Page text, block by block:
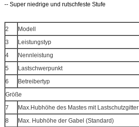
-- Super niedrige und rutschfeste Stufe
2 Modell
3
Leistungstyp
4
Nennleistung
5
Lastschwerpunkt
6
Betreibertyp
Größe
7
Max.Hubhöhe des Mastes mit Lastschutzgitter
8
Max. Hubhöhe der Gabel (Standard)